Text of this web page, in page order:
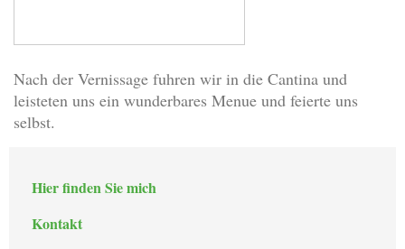
Nach der Vernissage fuhren wir in die Cantina und
leisteten uns ein wunderbares Menue und feierte uns
selbst.
Hier finden Sie mich
Kontakt